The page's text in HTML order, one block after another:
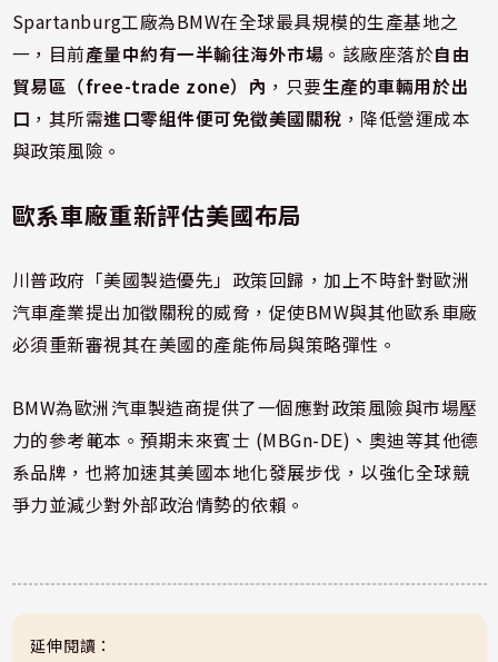
Spartanburg工廠為BMW在全球最具規模的生產基地之
一，目前產量中約有一半輸往海外市場 。該廠座落於自由
貿易區（free-trade zone）內 ，只要生產的車輛用於出
口 ，其所需進口零組件便可免徵美國關稅 ，降低營運成本
與政策風險。
歐系車廠重新評估美國布局
川普政府「美國製造優先」政策回歸，加上不時針對歐洲
汽車產業提出加徵關稅的威脅，促使BMW與其他歐系車廠
必須重新審視其在美國的產能佈局與策略彈性。
BMW為歐洲汽車製造商提供了一個應對政策風險與市場壓
力的參考範本。預期未來賓士 (MBGn-DE)、奧迪等其他德
系品牌，也將加速其美國本地化發展步伐，以強化全球競
爭力並減少對外部政治情勢的依賴。
延伸閱讀：